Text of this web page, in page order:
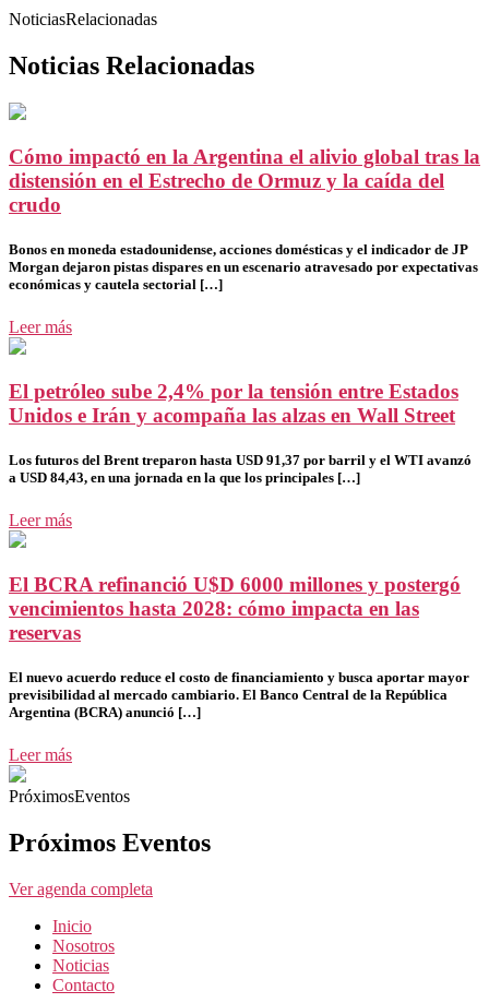
NoticiasRelacionadas
Noticias Relacionadas
Cómo impactó en la Argentina el alivio global tras la
distensión en el Estrecho de Ormuz y la caída del
crudo
Bonos en moneda estadounidense, acciones domésticas y el indicador de JP
Morgan dejaron pistas dispares en un escenario atravesado por expectativas
económicas y cautela sectorial […]
Leer más
El petróleo sube 2,4% por la tensión entre Estados
Unidos e Irán y acompaña las alzas en Wall Street
Los futuros del Brent treparon hasta USD 91,37 por barril y el WTI avanzó
a USD 84,43, en una jornada en la que los principales […]
Leer más
El BCRA refinanció U$D 6000 millones y postergó
vencimientos hasta 2028: cómo impacta en las
reservas
El nuevo acuerdo reduce el costo de financiamiento y busca aportar mayor
previsibilidad al mercado cambiario. El Banco Central de la República
Argentina (BCRA) anunció […]
Leer más
PróximosEventos
Próximos Eventos
Ver agenda completa
Inicio
Nosotros
Noticias
Contacto